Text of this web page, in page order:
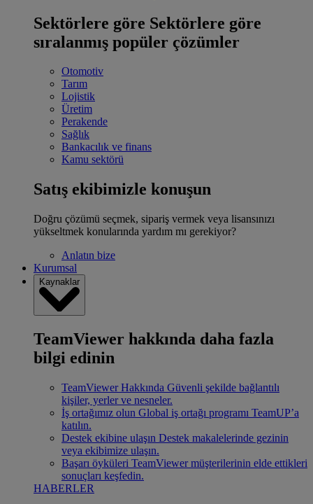
Sektörlere göre Sektörlere göre
sıralanmış popüler çözümler
Otomotiv
Tarım
Lojistik
Üretim
Perakende
Sağlık
Bankacılık ve finans
Kamu sektörü
Satış ekibimizle konuşun
Doğru çözümü seçmek, sipariş vermek veya lisansınızı
yükseltmek konularında yardım mı gerekiyor?
Anlatın bize
Kurumsal
Kaynaklar
TeamViewer hakkında daha fazla
bilgi edinin
TeamViewer Hakkında Güvenli şekilde bağlantılı
kişiler, yerler ve nesneler.
İş ortağımız olun Global iş ortağı programı TeamUP’a
katılın.
Destek ekibine ulaşın Destek makalelerinde gezinin
veya ekibimize ulaşın.
Başarı öyküleri TeamViewer müşterilerinin elde ettikleri
sonuçları keşfedin.
HABERLER